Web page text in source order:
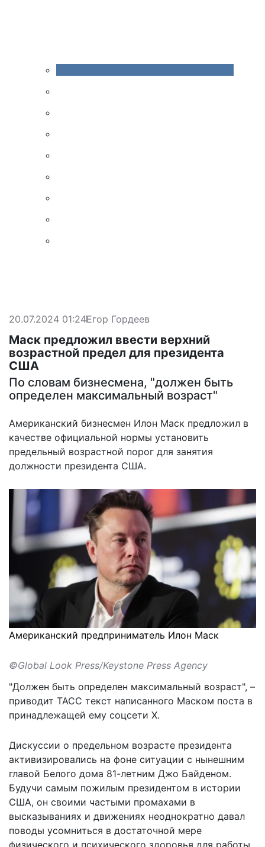
20.07.2024 01:24Егор Гордеев
Маск предложил ввести верхний
возрастной предел для президента
США
По словам бизнесмена, "должен быть
определен максимальный возраст"
Американский бизнесмен Илон Маск предложил в
качестве официальной нормы установить
предельный возрастной порог для занятия
должности президента США.
Американский предприниматель Илон Маск
©Global Look Press/Keystone Press Agency
"Должен быть определен максимальный возраст", –
приводит ТАСС текст написанного Маском поста в
принадлежащей ему соцсети X.
Дискуссии о предельном возрасте президента
активизировались на фоне ситуации с нынешним
главой Белого дома 81-летним Джо Байденом.
Будучи самым пожилым президентом в истории
США, он своими частыми промахами в
высказываниях и движениях неоднократно давал
поводы усомниться в достаточной мере
физического и психического здоровья для работы